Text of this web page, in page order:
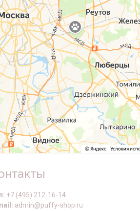
+7 (495) 212-16-14
admin@puffy-shop.ru